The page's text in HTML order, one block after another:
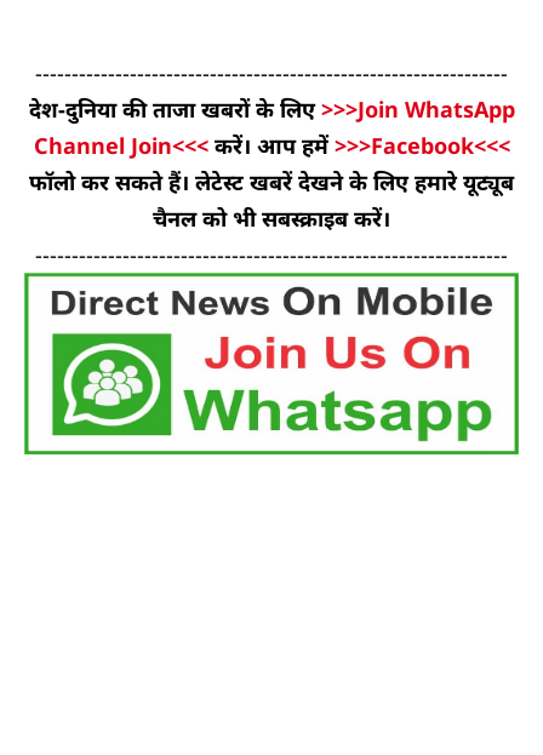
-----------------------------------------------------------------
देश-दुनिया की ताजा खबरों के लिए>>>Join WhatsApp
Channel Join<<< करें। आप हमें>>>Facebook<<<
फॉलो कर सकते हैं। लेटेस्ट खबरें देखने के लिए हमारे यूट्यूब
चैनल को भी सबस्क्राइब करें।
-----------------------------------------------------------------